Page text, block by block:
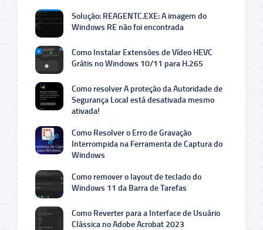
Solução: REAGENTC.EXE: A imagem do
Windows RE não foi encontrada
Como Instalar Extensões de Vídeo HEVC
Grátis no Windows 10/11 para H.265
Como resolver A proteção da Autoridade de
Segurança Local está desativada mesmo
ativada!
Como Resolver o Erro de Gravação
Interrompida na Ferramenta de Captura do
Windows
Como remover o layout de teclado do
Windows 11 da Barra de Tarefas
Como Reverter para a Interface de Usuário
Clássica no Adobe Acrobat 2023